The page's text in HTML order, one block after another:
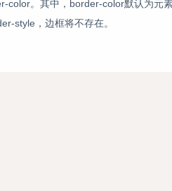
。其中，border-color默认为元
style，边框将不存在。